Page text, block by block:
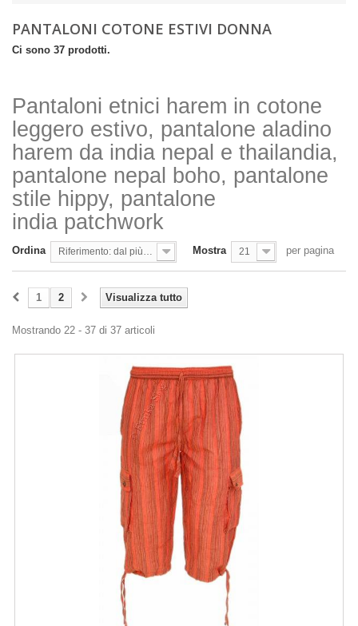
PANTALONI COTONE ESTIVI DONNA
Ci sono 37 prodotti.
Pantaloni etnici harem in cotone
leggero estivo, pantalone aladino
harem da india nepal e thailandia,
pantalone nepal boho, pantalone
stile hippy, pantalone
india patchwork
Ordina Mostra 21 per pagina
Visualizza tutto
1 2
Mostrando 22 - 37 di 37 articoli